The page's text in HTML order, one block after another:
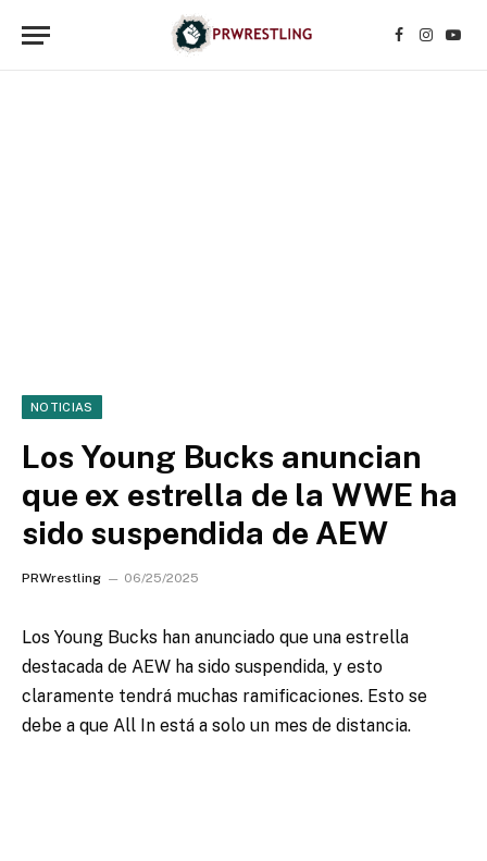
Facebook
NOTICIAS
Los Young Bucks anuncian
que ex estrella de la WWE ha
sido suspendida de AEW
PRWrestling 06/25/2025
Los Young Bucks han anunciado que una estrella
destacada de AEW ha sido suspendida, y esto
claramente tendrá muchas ramificaciones. Esto se
debe a que All In está a solo un mes de distancia.